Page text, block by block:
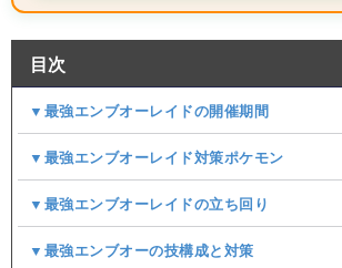
目次
▼最強エンブオーレイドの開催期間
▼最強エンブオーレイド対策ポケモン
▼最強エンブオーレイドの立ち回り
▼最強エンブオーの技構成と対策